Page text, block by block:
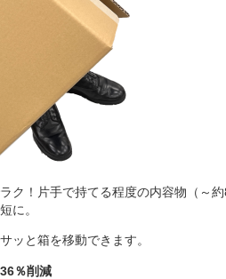
ク！片手で持てる程度の内容物（～
に。
ッと箱を移動できます。
36％削減